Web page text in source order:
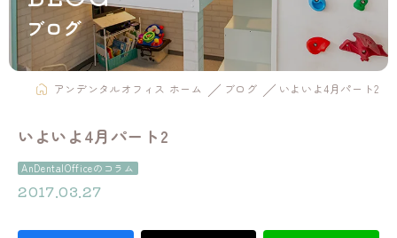
ブログ
アンデンタルオフィス ホーム ブログ いよいよ4月パート2
いよいよ4月パート2
AnDentalOfficeのコラム
2017.03.27